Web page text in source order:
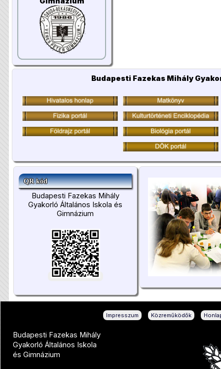
Budapesti Fazekas Mihály
QR kód
Budapesti Fazekas Mihály
Gyakorló Általános Iskola és
Gimnázium
Impresszum Közreműködők
Budapesti Fazekas Mihály
Gyakorló Általános Iskola
és Gimnázium